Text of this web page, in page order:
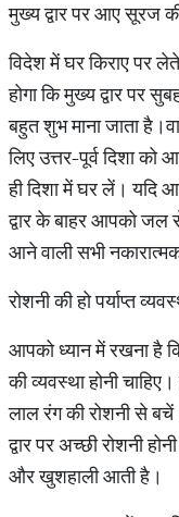
मुख्य द्वार पर आए सूरज
विदेश में घर किराए पर
होगा कि मुख्य द्वार पर
बहुत शुभ माना जाता
लिए उत्तर-पूर्व दिशा को
ही दिशा में घर लें। यदि
द्वार के बाहर आपको जल
आने वाली सभी
रोशनी की हो पर्याप्त
आपको ध्यान में रखना है
की व्यवस्था होनी
लाल रंग की रोशनी से
द्वार पर अच्छी रोशनी
और खुशहाली आती है।